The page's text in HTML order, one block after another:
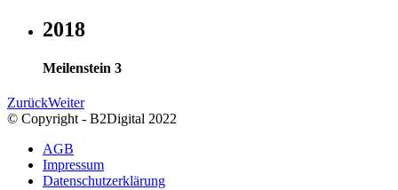
2018
Meilenstein 3
ZurückWeiter
© Copyright - B2Digital 2022
AGB
Impressum
Datenschutzerklärung